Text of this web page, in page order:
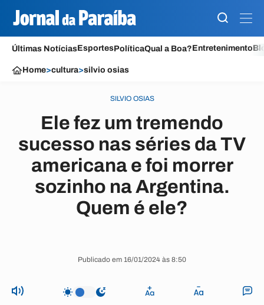
Últimas NotíciasEsportesPolíticaQual a Boa?Entretenimento
Home>cultura>silvio osias
SILVIO OSIAS
Ele fez um tremendo
sucesso nas séries da TV
americana e foi morrer
sozinho na Argentina.
Quem é ele?
Publicado em 16/01/2024 às 8:50